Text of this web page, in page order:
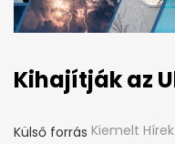
Kihajítják az
Külső forrás Kiemelt Hírek